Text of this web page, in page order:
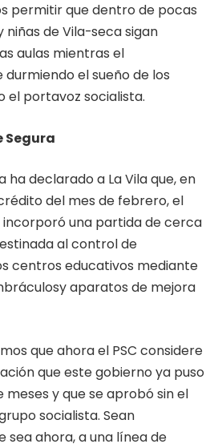
permitir que dentro de pocas
niñas de Vila-seca sigan
aulas mientras el
el sueño de los
el portavoz socialista.
Segura
ha declarado a La Vila que, en
del mes de febrero, el
una partida de cerca
al control de
centros educativos mediante
aparatos de mejora
que ahora el PSC considere
que este gobierno ya puso
y que se aprobó sin el
socialista. Sean
sea ahora, a una línea de